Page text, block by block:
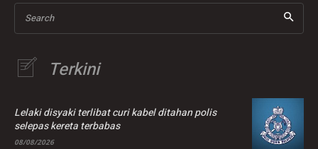
Search
Terkini
Lelaki disyaki terlibat curi kabel ditahan polis
selepas kereta terbabas
08/08/2026